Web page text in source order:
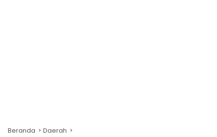
Beranda Daerah